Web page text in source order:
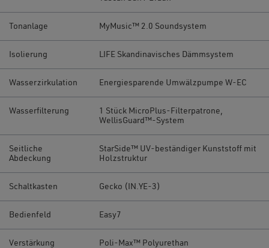
Tonanlage MyMusic™ 2.0 Soundsystem
Isolierung LIFE Skandinavisches Dämmsystem
Wasserzirkulation Energiesparende Umwälzpumpe W-EC
Wasserfilterung
1 Stück MicroPlus-Filterpatrone,
WellisGuard™-System
Seitliche
Abdeckung
StarSide™ UV-beständiger Kunststoff mit
Holzstruktur
Schaltkasten Gecko (IN.YE-3)
Bedienfeld Easy7
Verstärkung Poli-Max™ Polyurethan